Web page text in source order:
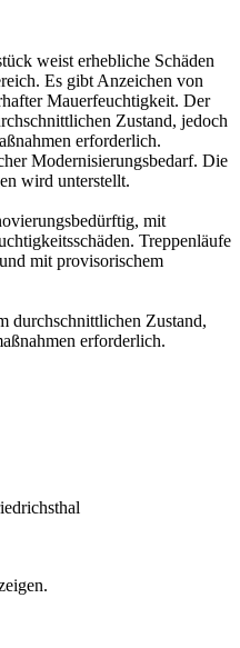
weist erhebliche Schäden
Es gibt Anzeichen von
Mauerfeuchtigkeit. Der
Zustand, jedoch
erforderlich.
Modernisierungsbedarf. Die
wird unterstellt.
mit
Treppenläufe
mit provisorischem
durchschnittlichen Zustand,
erforderlich.